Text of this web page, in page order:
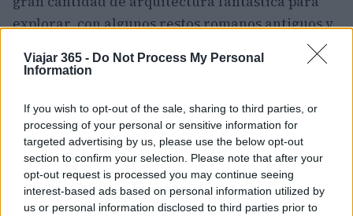
Viajar 365 - Do Not Process My Personal
Information
If you wish to opt-out of the sale, sharing to third parties, or
processing of your personal or sensitive information for
targeted advertising by us, please use the below opt-out
section to confirm your selection. Please note that after your
opt-out request is processed you may continue seeing
interest-based ads based on personal information utilized by
us or personal information disclosed to third parties prior to
explorar, con algunos restos romanos antiguos y
un viejo castillo sólo una fracción de lo que tiene
que ofrecer.
Como el famoso pintorGoyanació en las
cercanías, hay muchas galerías que exhiben
fantásticas obras de arte. Si a esto le añadimos
un gran ambiente de tapas y bares, veremos que
merece la pena visitar Zaragoza.